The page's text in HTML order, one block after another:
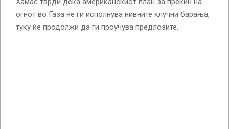
огнот во Газа не ги исполнува нивните клучни барања,
туку ќе продолжи да ги проучува предлозите.